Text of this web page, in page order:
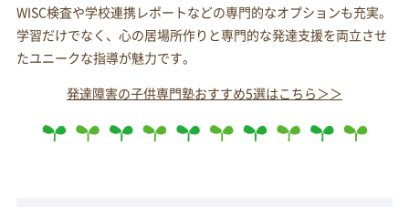
WISC検査や学校連携レポートなどの専門的なオプションも充実。
学習だけでなく、心の居場所作りと専門的な発達支援を両立させ
たユニークな指導が魅力です。
発達障害の子供専門塾おすすめ5選はこちら＞＞